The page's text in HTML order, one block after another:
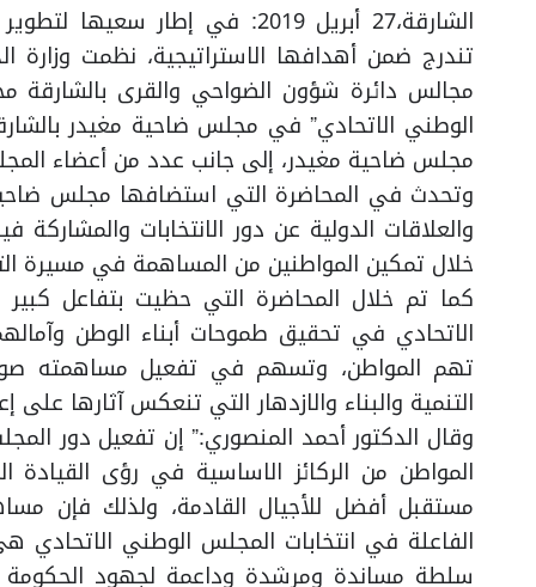
الشارقة،27 أبريل 2019: في
تندرج ضمن أهدافها الاستراتيجية، نظمت وزارة
مجالس دائرة شؤون الضواحي والقرى بالشارقة
الوطني الاتحادي” في مجلس ضاحية مغيدر
مجلس ضاحية مغيدر، إلى جانب عدد من أعضاء
وتحدث في المحاضرة التي استضافها مجلس
والعلاقات الدولية عن دور الانتخابات
خلال تمكين المواطنين من المساهمة في مسيرة
كما تم خلال المحاضرة التي حظيت بتفاعل
الاتحادي في تحقيق طموحات أبناء الوطن
تهم المواطن، وتسهم في تفعيل مساهمته
التنمية والبناء والازدهار التي تنعكس آثارها على
وقال الدكتور أحمد المنصوري:” إن تفعيل دور
المواطن من الركائز الاساسية في رؤى القيادة
مستقبل أفضل للأجيال القادمة، ولذلك فإن
الفاعلة في انتخابات المجلس الوطني
سلطة مساندة ومرشدة وداعمة لجهود الحكومة